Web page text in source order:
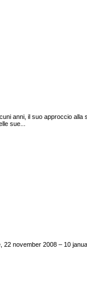
anni, il suo approccio
sue...
november 2008 – 10